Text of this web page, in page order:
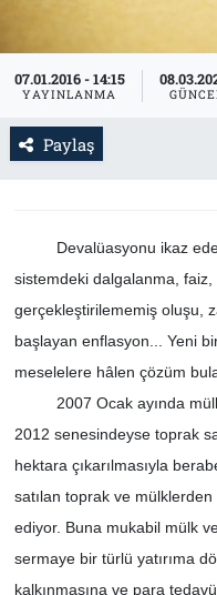
07.01.2016 - 14:15
YAYINLANMA
Paylaş
Devalüasyonu ikaz
sistemdeki dalgalanma, faiz,
gerçekleştirilememiş oluşu,
başlayan enflasyon... Yeni
meselelere hâlen çözüm
2007 Ocak ayında
2012 senesindeyse toprak
hektara çıkarılmasıyla
satılan toprak ve
ediyor. Buna mukabil mülk
sermaye bir türlü yatırıma
kalkınmasına ve para
Künye